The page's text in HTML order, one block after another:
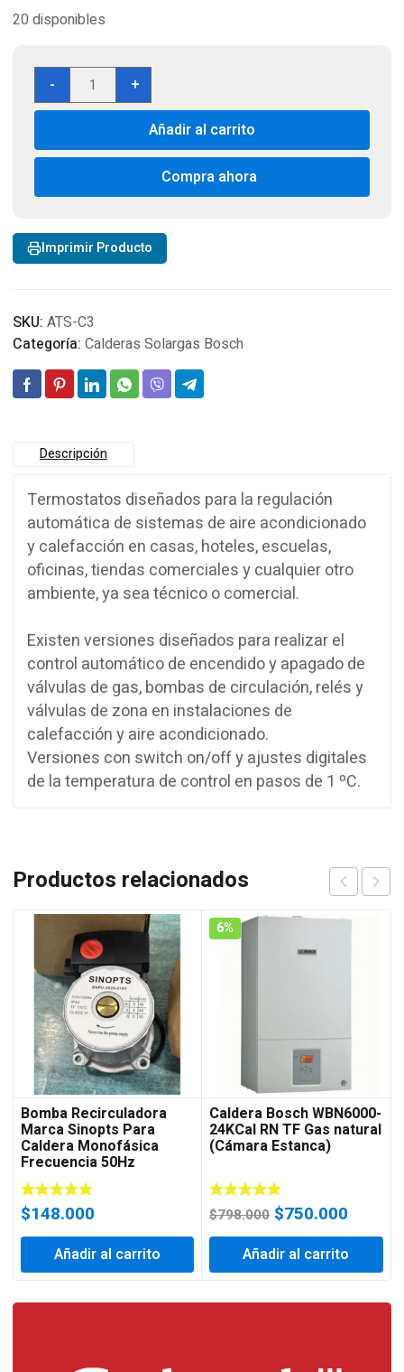
20 disponibles
-
TERMOSTATO
SIMPLE
ANWO
PANTALLA
cantidad
+
Añadir al carrito
Compra ahora
Imprimir Producto
SKU: ATS-C3
Categoría: Calderas Solargas Bosch
Descripción
Termostatos diseñados para la regulación
automática de sistemas de aire acondicionado
y calefacción en casas, hoteles, escuelas,
oficinas, tiendas comerciales y cualquier otro
ambiente, ya sea técnico o comercial.
Existen versiones diseñados para realizar el
control automático de encendido y apagado de
válvulas de gas, bombas de circulación, relés y
válvulas de zona en instalaciones de
calefacción y aire acondicionado.
Versiones con switch on/off y ajustes digitales
de la temperatura de control en pasos de 1 ºC.
Productos relacionados
Bomba Recirculadora
Marca Sinopts Para
Caldera Monofásica
Frecuencia 50Hz
$148.000
Añadir al carrito
6%
Caldera Bosch WBN6000-
24KCal RN TF Gas natural
(Cámara Estanca)
$798.000 El
precio
original
era:
$798.000.
$750.000
precio
actual
es:
Añadir al carrito